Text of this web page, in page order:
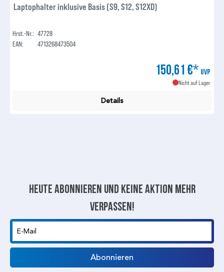
Laptophalter inklusive Basis (S9, S12, S12XD)
Hrst.-Nr.: 47728
EAN:
4713268473504
150,61 €* UVP
Nicht auf Lager
Details
Heute abonnieren und keine aktion mehr
verpassen!
E-Mail
Abonnieren